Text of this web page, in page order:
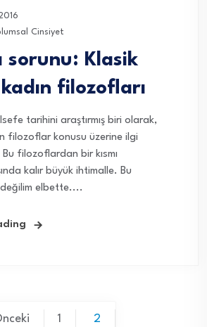
Cinsiyet
sorunu: Klasik
filozofları
tarihini araştırmış biri olarak,
filozoflar konusu üzerine ilgi
filozoflardan bir kısmı
kalır büyük ihtimalle. Bu
değilim elbette....
1 2